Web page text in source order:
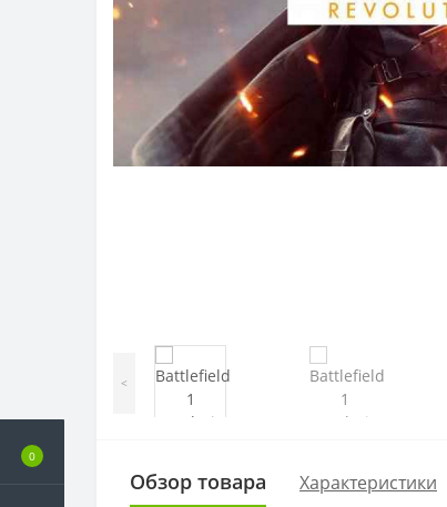
0
<
Обзор товара Характеристики